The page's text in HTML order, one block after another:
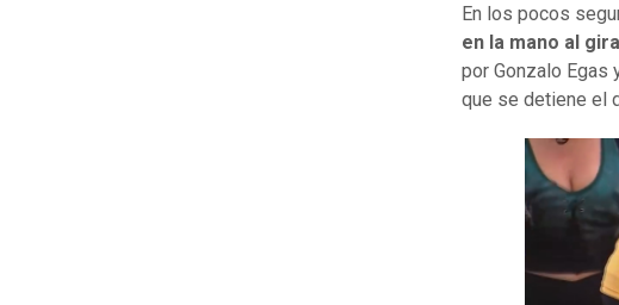
En los pocos
en la mano al
por Gonzalo Egas
que se detiene el